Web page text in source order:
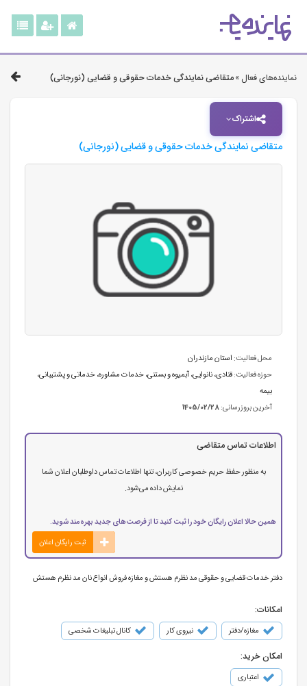
نماینده‌های فعال »متقاضی نمایندگی خدمات حقوقی و قضایی (نورجانی)
اشتراک
متقاضی نمایندگی خدمات حقوقی و قضایی (نورجانی)
محل فعالیت: استان مازندران
حوزه فعالیت:قنادی، نانوایی، آبمیوه و بستنی،خدمات مشاوره،خدماتی و پشتیبانی،
بیمه
آخرین بروزرسانی:1405/02/28
اطلاعات تماس متقاضی
به منظور حفظ حریم خصوصی کاربران، تنها اطلاعات تماس داوطلبان اعلان شما
نمایش داده می‌شود.
همین حالا اعلان رایگان خود را ثبت کنید تا از فرصت‌های جدید بهره‌مند شوید.
ثبت رایگان اعلان
دفتر خدمات قضایی و حقوقی مد نظرم هستش و مغازه فروش انواع نان مد نظرم هستش
امکانات:
مغازه/دفتر نیروی کار کانال تبلیغات شخصی
امکان خرید:
اعتباری